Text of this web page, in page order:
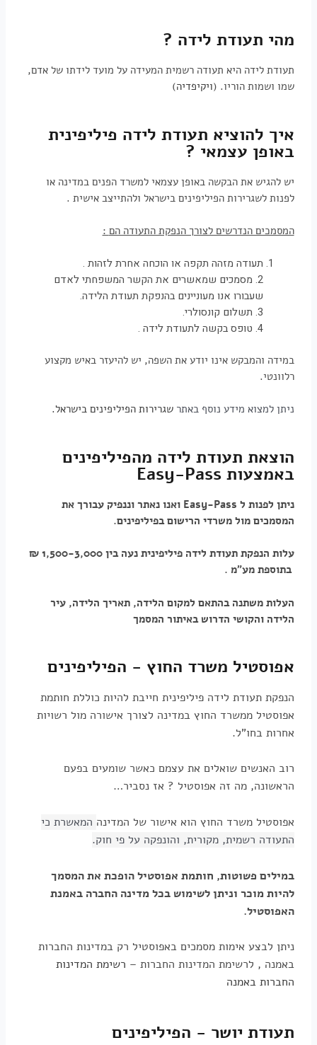
מהי תעודת לידה ?
תעודת לידה היא תעודה רשמית המעידה על מועד לידתו של אדם,
שמו ושמות הוריו. (ויקיפדיה)
איך להוציא תעודת לידה פיליפינית
באופן עצמאי ?
יש להגיש את הבקשה באופן עצמאי למשרד הפנים במדינה או
לפנות לשגרירות הפיליפינים בישראל ולהתייצב אישית .
המסמכים הנדרשים לצורך הנפקת התעודה הם :
תעודה מזהה תקפה או הוכחה אחרת לזהות .
2. מסמכים שמאשרים את הקשר המשפחתי לאדם
שעבורו אנו מעוניינים בהנפקת תעודת הלידה.
3. תשלום קונסולרי.
4. טופס בקשה לתעודת לידה .
במידה והמבקש אינו יודע את השפה, יש להיעזר באיש מקצוע
רלוונטי.
ניתן למצוא מידע נוסף באתרשגרירות הפיליפינים בישראל.
הוצאת תעודת לידה מהפיליפינים
באמצעות Easy-Pass
ניתן לפנות ל Easy-Pass ואנו נאתר וננפיק עבורך את
המסמכים מול משרדי הרישום בפיליפינים.
עלות הנפקת תעודת לידה פיליפינית נעה בין 1,500-3,000 ₪
בתוספת מע"מ .
העלות משתנה בהתאם למקום הלידה, תאריך הלידה, עיר
הלידה והקושי הדרוש באיתור המסמך
אפוסטיל משרד החוץ - הפיליפינים
הנפקת תעודת לידה פיליפינית חייבת להיות כוללת חותמת
אפוסטיל ממשרד החוץ במדינה לצורך אישורה מול רשויות
אחרות בחו"ל.
רוב האנשים שואלים את עצמם כאשר שומעים בפעם
הראשונה, מה זה אפוסטיל ? אז נסביר…
אפוסטיל משרד החוץ הוא אישור של המדינה המאשרת כי
התעודה רשמית, מקורית, והונפקה על פי חוק.
במילים פשוטות, חותמת אפוסטיל הופכת את המסמך
להיות מוכר וניתן לשימוש בכל מדינה החברה באמנת
האפוסטיל.
ניתן לבצע אימות מסמכים באפוסטיל רק במדינות החברות
באמנה , לרשימת המדינות החברות – רשימת המדינות
החברות באמנה
תעודת יושר - הפיליפינים